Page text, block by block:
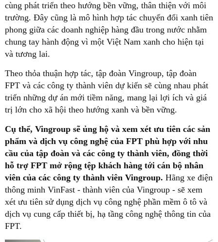
cùng phát triển theo hướng bền vững, thân thiện với môi
trường. Đây cũng là mô hình hợp tác chuyển đổi xanh tiên
phong giữa các doanh nghiệp hàng đầu trong nước nhằm
chung tay hành động vì một Việt Nam xanh cho hiện tại
và tương lai.
Theo thỏa thuận hợp tác, tập đoàn Vingroup, tập đoàn
FPT và các công ty thành viên dự kiến sẽ cùng nhau phát
triển những dự án mới tiềm năng, mang lại lợi ích và giá
trị lớn cho xã hội theo hướng xanh và bền vững.
Cụ thể, Vingroup sẽ ủng hộ và xem xét ưu tiên các sản
phẩm và dịch vụ công nghệ của FPT phù hợp với nhu
cầu của tập đoàn và các công ty thành viên, đồng thời
hỗ trợ FPT mở rộng tệp khách hàng tới cán bộ nhân
viên của các công ty thành viên Vingroup. Hãng xe điện
thông minh VinFast - thành viên của Vingroup - sẽ xem
xét ưu tiên sử dụng dịch vụ công nghệ phần mềm ô tô và
dịch vụ cung cấp thiết bị, hạ tầng công nghệ thông tin của
FPT.